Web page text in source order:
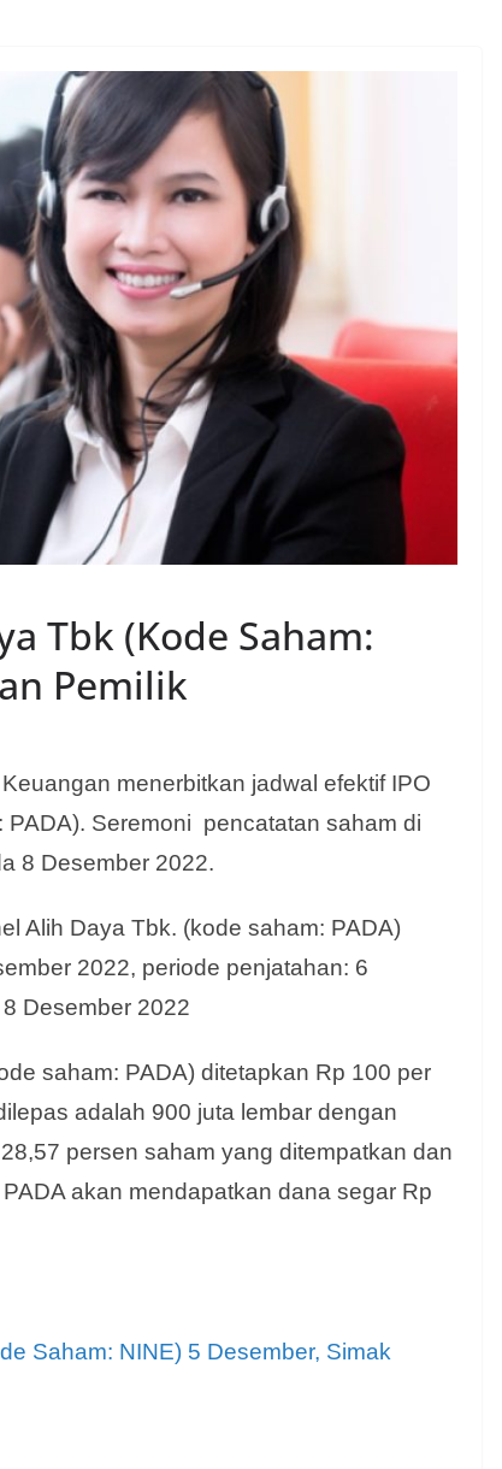
Tbk (Kode Saham:
Pemilik
menerbitkan jadwal efektif IPO
Seremoni pencatatan saham di
8 Desember 2022.
Alih Daya Tbk. (kode saham: PADA)
2022, periode penjatahan: 6
Desember 2022
saham: PADA) ditetapkan Rp 100 per
adalah 900 juta lembar dengan
persen saham yang ditempatkan dan
akan mendapatkan dana segar Rp
Saham: NINE) 5 Desember, Simak